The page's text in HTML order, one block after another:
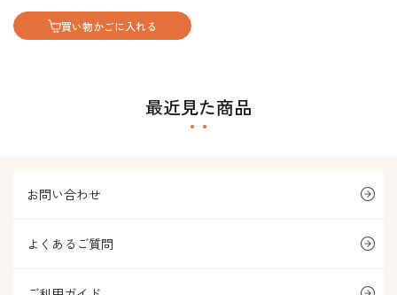
買い物かごに入れる
最近見た商品
お問い合わせ
よくあるご質問